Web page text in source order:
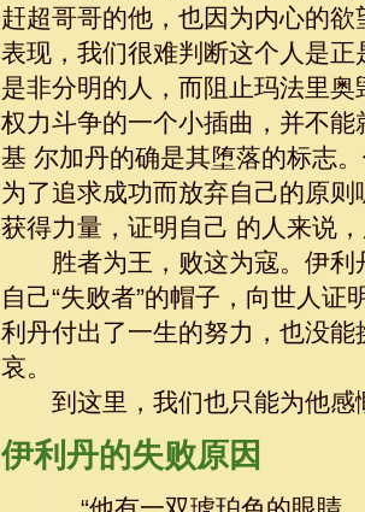
赶超哥哥的他，也因为内心的
表现，我们很难判断这个人是
是非分明的人，而阻止玛法里奥
权力斗争的一个小插曲，并不
基 尔加丹的确是其堕落的标志
为了追求成功而放弃自己的原
获得力量，证明自己 的人来说
胜者为王，败这为寇。伊利
自己“失败者”的帽子，向世人证
利丹付出了一生的努力，也没
哀。
到这里，我们也只能为他感
伊利丹的失败原因